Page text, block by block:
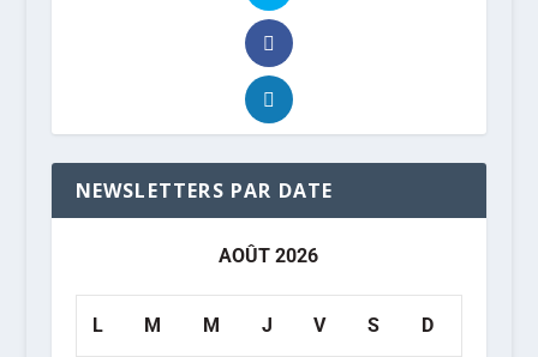
NEWSLETTERS PAR DATE
AOÛT 2026
L M M J V S D